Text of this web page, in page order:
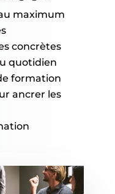
maximum
concrètes
quotidien
formation
ancrer les